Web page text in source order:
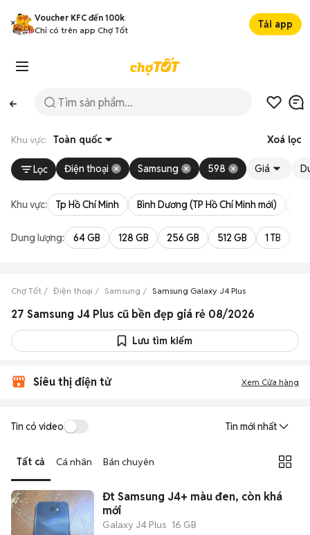
Voucher KFC đến 100k
Chỉ có trên app Chợ Tốt
Tải app
Khu vực: Toàn quốc Xoá lọc
Lọc Điện thoại Samsung 598 Giá
Khu vực: Tp Hồ Chí Minh Bình Dương (TP Hồ Chí Minh mới)
Dung lượng: 64 GB 128 GB 256 GB 512 GB 1 TB
Chợ Tốt Điện thoại Samsung Samsung Galaxy J4 Plus
27 Samsung J4 Plus cũ bền đẹp giá rẻ 08/2026
Lưu tìm kiếm
Siêu thị điện tử Xem Cửa hàng
Tin có video Tin mới nhất
Tất cả Cá nhân Bán chuyên
Đt Samsung J4+ màu đen, còn khá
mới
Galaxy J4 Plus 16 GB